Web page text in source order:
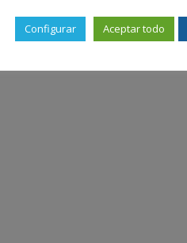
Configurar Aceptar todo